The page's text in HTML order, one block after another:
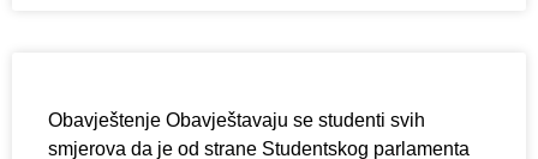
Obavještenje Obavještavaju se studenti svih
smjerova da je od strane Studentskog parlamenta